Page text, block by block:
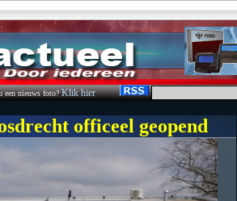
een nieuws foto?Klik hier
officeel geopend